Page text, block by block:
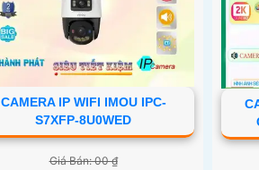
CAMERA IP WIFI IMOU IPC-
S7XFP-8U0WED
Giá Bán: 00 ₫